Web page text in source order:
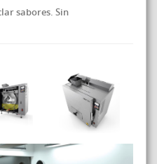
sabores. Sin